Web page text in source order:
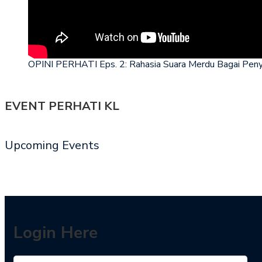
OPINI PERHATI Eps. 2: Rahasia Suara Merdu Bagai
EVENT PERHATI KL
Upcoming Events
Login Here